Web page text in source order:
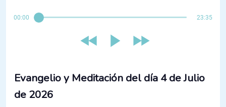
00:00 23:35
Evangelio y Meditación del día 4 de Julio
de 2026